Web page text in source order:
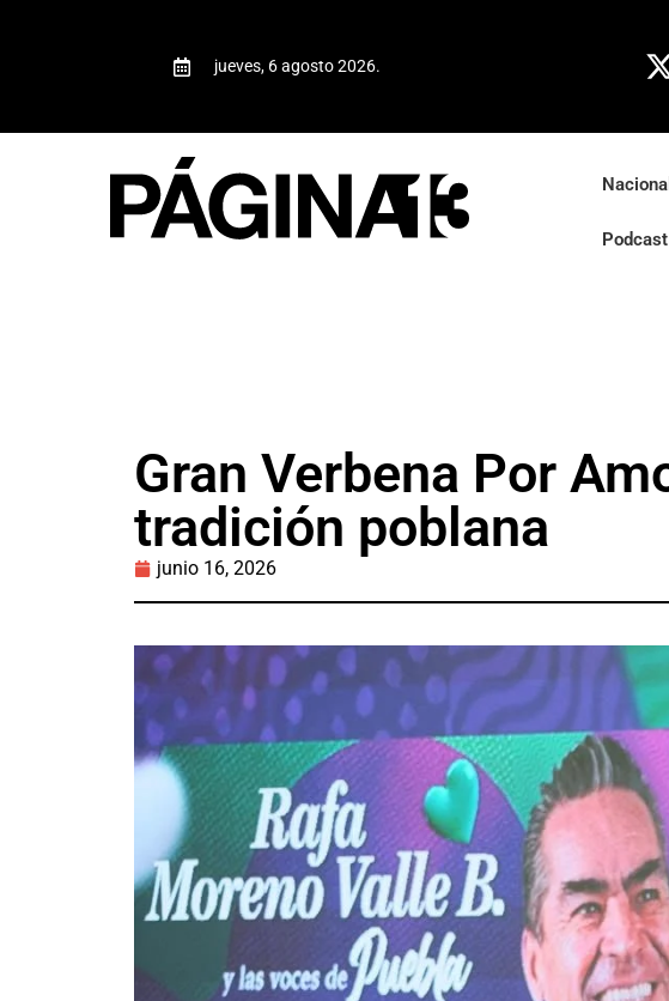
jueves, 6 agosto 2026.
Nacional
Podcast
Gran Verbena Por
tradición poblana
junio 16, 2026